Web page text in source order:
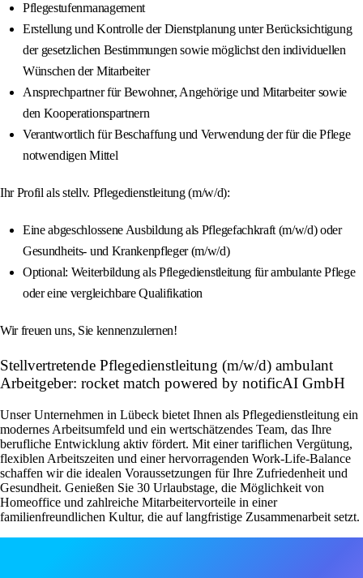
Pflegestufenmanagement
Erstellung und Kontrolle der Dienstplanung unter Berücksichtigung
der gesetzlichen Bestimmungen sowie möglichst den individuellen
Wünschen der Mitarbeiter
Ansprechpartner für Bewohner, Angehörige und Mitarbeiter sowie
den Kooperationspartnern
Verantwortlich für Beschaffung und Verwendung der für die Pflege
notwendigen Mittel
Ihr Profil als stellv. Pflegedienstleitung (m/w/d):
Eine abgeschlossene Ausbildung als Pflegefachkraft (m/w/d) oder
Gesundheits- und Krankenpfleger (m/w/d)
Optional: Weiterbildung als Pflegedienstleitung für ambulante Pflege
oder eine vergleichbare Qualifikation
Wir freuen uns, Sie kennenzulernen!
Stellvertretende Pflegedienstleitung (m/w/d) ambulant
Arbeitgeber: rocket match powered by notificAI GmbH
Unser Unternehmen in Lübeck bietet Ihnen als Pflegedienstleitung ein
modernes Arbeitsumfeld und ein wertschätzendes Team, das Ihre
berufliche Entwicklung aktiv fördert. Mit einer tariflichen Vergütung,
flexiblen Arbeitszeiten und einer hervorragenden Work-Life-Balance
schaffen wir die idealen Voraussetzungen für Ihre Zufriedenheit und
Gesundheit. Genießen Sie 30 Urlaubstage, die Möglichkeit von
Homeoffice und zahlreiche Mitarbeitervorteile in einer
familienfreundlichen Kultur, die auf langfristige Zusammenarbeit setzt.